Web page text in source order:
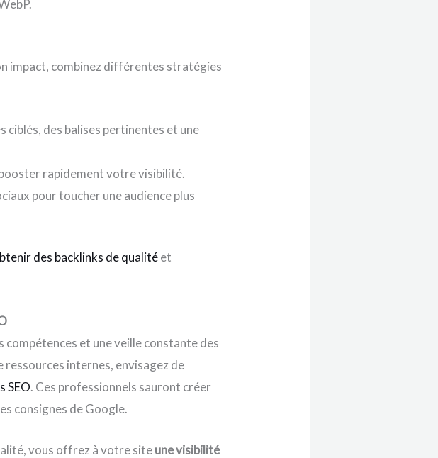
impact, combinez différentes stratégies
ciblés, des balises pertinentes et une
rapidement votre visibilité.
pour toucher une audience plus
des backlinks de qualitéet
compétences et une veille constante des
ressources internes, envisagez de
SEO. Ces professionnels sauront créer
consignes de Google.
vous offrez à votre siteune visibilité